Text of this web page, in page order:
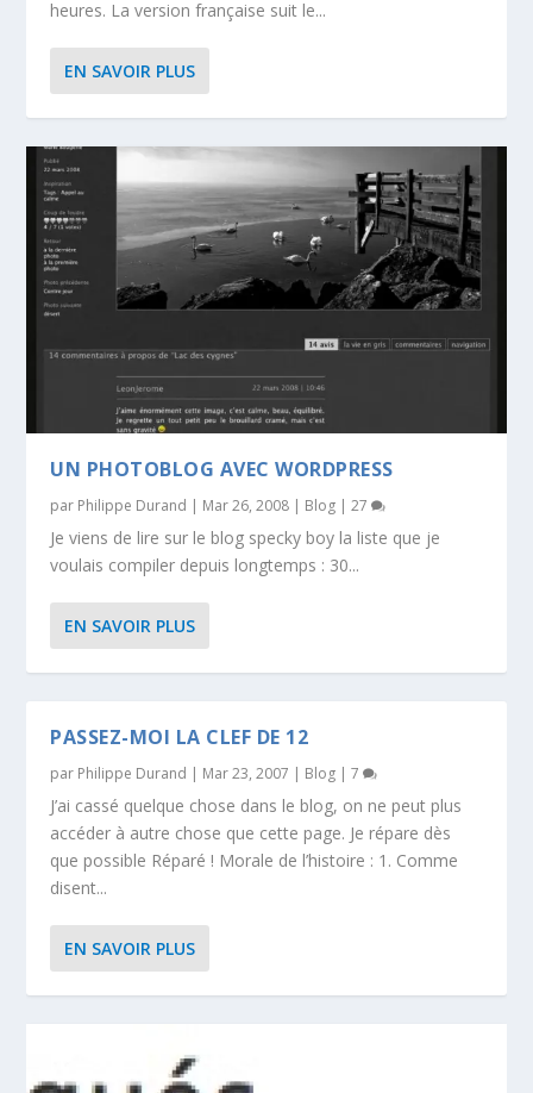
heures. La version française suit le...
EN SAVOIR PLUS
UN PHOTOBLOG AVEC WORDPRESS
par Philippe Durand | Mar 26, 2008 | Blog |27
Je viens de lire sur le blog specky boy la liste que je
voulais compiler depuis longtemps : 30...
EN SAVOIR PLUS
PASSEZ-MOI LA CLEF DE 12
par Philippe Durand | Mar 23, 2007 | Blog |7
J’ai cassé quelque chose dans le blog, on ne peut plus
accéder à autre chose que cette page. Je répare dès
que possible Réparé ! Morale de l’histoire : 1. Comme
disent...
EN SAVOIR PLUS